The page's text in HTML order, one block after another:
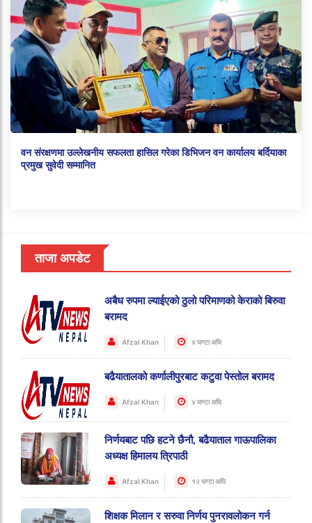
वन संरक्षणमा उल्लेखनीय सफलता हासिल गरेका डिभिजन वन कार्यालय बर्दियाका
प्रमुख सुवेदी सम्मानित
ताजा अपडेट
अबैध रुपमा ल्याईएको ठुलो परिमाणको केराको बिरुवा
बरामद
Afzal Khan ४ घण्टा अघि
बढैयातालको कर्णालीपुरबाट कटुवा पेस्तोल बरामद
Afzal Khan ४ घण्टा अघि
निर्णयबाट पछि हटने छैनौ, बढैयाताल गाऊपालिका
अध्यक्ष हिमालय त्रिपाठी
Afzal Khan १२ घण्टा अघि
शिक्षक मिलान र सरुवा निर्णय पुनरावलोकन गर्न